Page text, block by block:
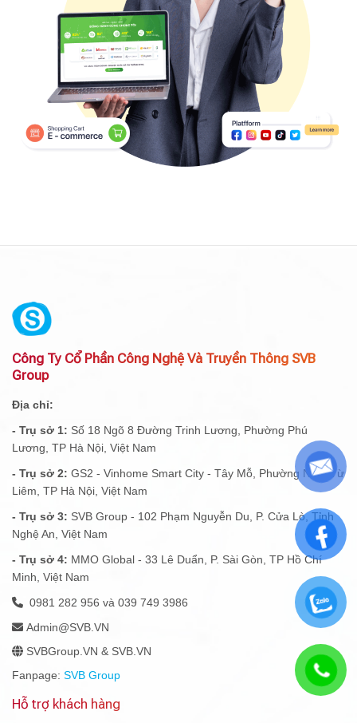
Công Ty Cổ Phần Công Nghệ Và Truyền Thông SVB
Group
Địa chỉ:
- Trụ sở 1: Số 18 Ngõ 8 Đường Trinh Lương, Phường Phú
Lương, TP Hà Nội, Việt Nam
- Trụ sở 2: GS2 - Vinhome Smart City - Tây Mỗ, Phường Nam Từ
Liêm, TP Hà Nội, Việt Nam
- Trụ sở 3: SVB Group - 102 Phạm Nguyễn Du, P. Cửa Lò, Tỉnh
Nghệ An, Việt Nam
- Trụ sở 4: MMO Global - 33 Lê Duẩn, P. Sài Gòn, TP Hồ Chí
Minh, Việt Nam
0981 282 956 và 039 749 3986
Admin@SVB.VN
SVBGroup.VN & SVB.VN
Fanpage: SVB Group
Hỗ trợ khách hàng